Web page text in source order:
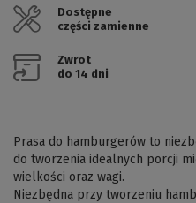
Dostępne
części zamienne
Zwrot
do 14 dni
Prasa do hamburgerów to
do tworzenia idealnych porcji
wielkości oraz wagi.
Niezbędna przy tworzeniu